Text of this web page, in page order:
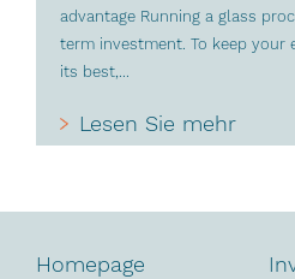
advantage Running a glass
term investment. To keep your
its best,...
Lesen Sie mehr
Homepage